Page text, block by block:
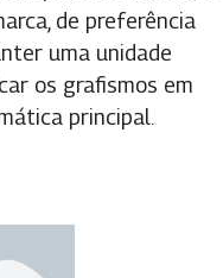
de preferência
uma unidade
os grafismos em
principal.